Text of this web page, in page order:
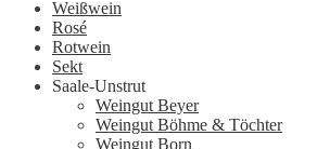
Weißwein
Rosé
Rotwein
Sekt
Saale-Unstrut
Weingut Beyer
Weingut Böhme & Töchter
Weingut Born